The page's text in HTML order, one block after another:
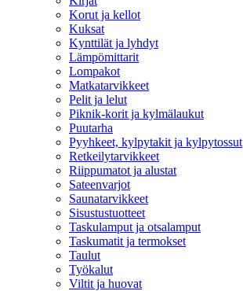
Korut ja kellot
Kuksat
Kynttilät ja lyhdyt
Lämpömittarit
Lompakot
Matkatarvikkeet
Pelit ja lelut
Piknik-korit ja kylmälaukut
Puutarha
Pyyhkeet, kylpytakit ja kylpytossut
Retkeilytarvikkeet
Riippumatot ja alustat
Sateenvarjot
Saunatarvikkeet
Sisustustuotteet
Taskulamput ja otsalamput
Taskumatit ja termokset
Taulut
Työkalut
Viltit ja huovat